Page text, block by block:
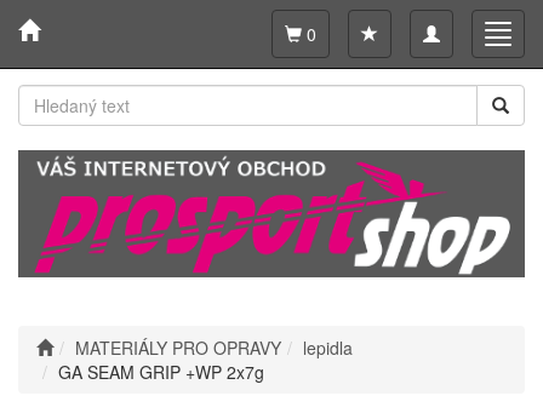
Toggle
navigation
0
MATERIÁLY PRO OPRAVY
lepidla
GA SEAM GRIP +WP 2x7g